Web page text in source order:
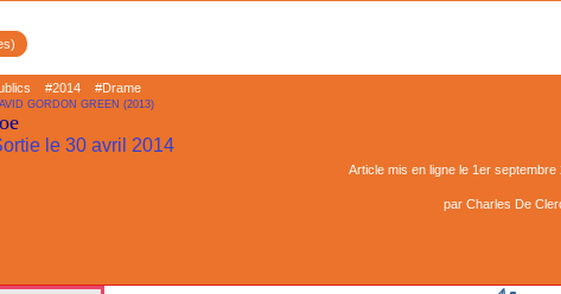
#2014 #Drame
GORDON GREEN (2013)
le 30 avril 2014
Article mis en ligne le 1er septembre
par Charles De